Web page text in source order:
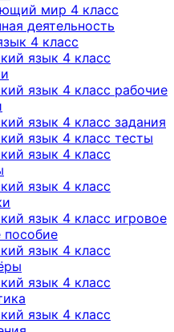
мир 4 класс
деятельность
4 класс
язык 4 класс
язык 4 класс рабочие
язык 4 класс задания
язык 4 класс тесты
язык 4 класс
язык 4 класс
язык 4 класс игровое
пособие
язык 4 класс
язык 4 класс
язык 4 класс